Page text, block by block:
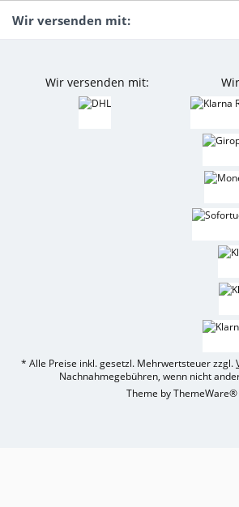
Wir versenden mit:
Wir versenden mit:
* Alle Preise inkl. gesetzl. Mehrwertsteuer zzgl.
Nachnahmegebühren, wenn nicht
Theme byThemeWare®